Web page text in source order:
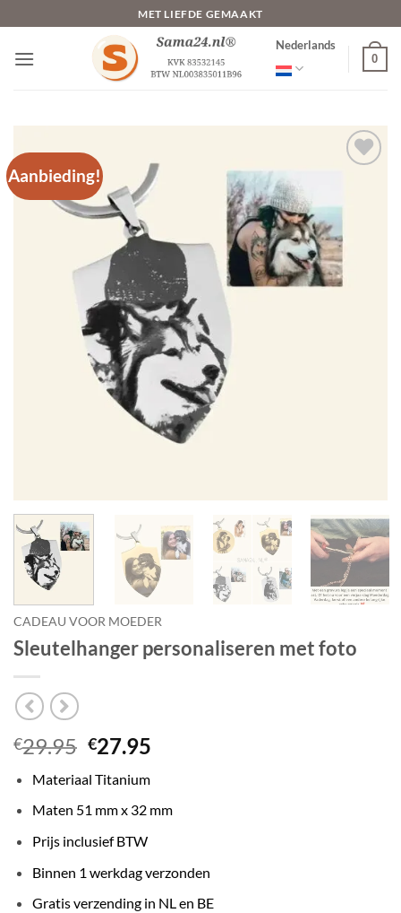
naar
inhoud
MET LIEFDE GEMAAKT
Nederlands
0
Aanbieding!
CADEAU VOOR MOEDER
Sleutelhanger personaliseren met foto
€29.95 Oorspronkelijke
was:
€29.95.
€27.95
€27.95.
Materiaal Titanium
Maten 51 mm x 32 mm
Prijs inclusief BTW
Binnen 1 werkdag verzonden
Gratis verzending in NL en BE